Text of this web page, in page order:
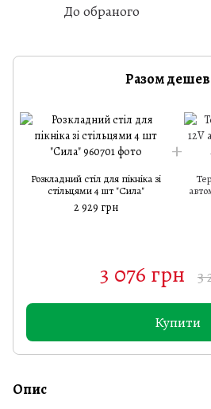
До обраного
Разом
Розкладний стіл для пікніка зі
стільцями 4 шт "Сила"
2 929 грн
3 076 грн 3
Купити
Опис